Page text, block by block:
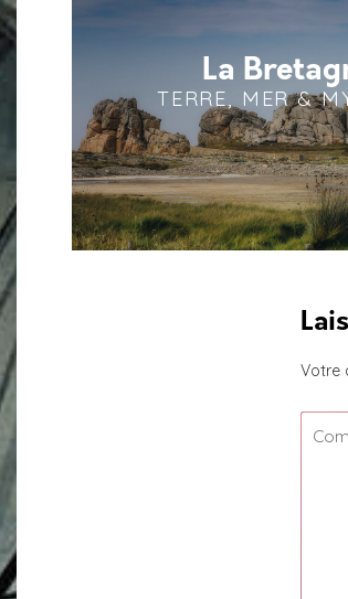
La
TERRE, MER &
Votre